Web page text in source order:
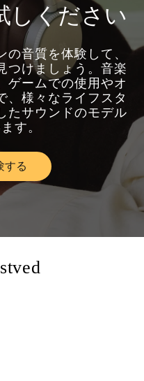
しください
音質を体験して、
つけましょう。音楽
ゲームでの使用やオ
、様々なライフスタ
たサウンドのモデル
す。
する
Opens in New Tab